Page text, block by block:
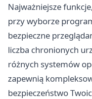
Najważniejsze
przy wyborze
bezpieczne
liczba chronionych
różnych systemów
zapewnią
bezpieczeństwo